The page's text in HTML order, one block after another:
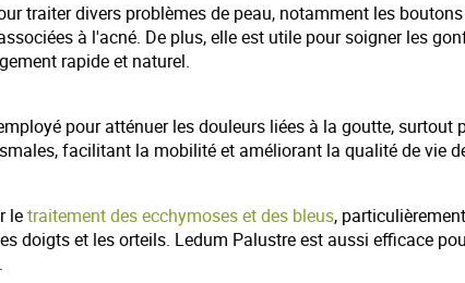
traiter divers problèmes de peau, notamment les
à l'acné. De plus, elle est utile pour soigner les
rapide et naturel.
pour atténuer les douleurs liées à la goutte,
facilitant la mobilité et améliorant la qualité de vie
letraitement des ecchymoses et des bleus,
doigts et les orteils. Ledum Palustre est aussi efficace